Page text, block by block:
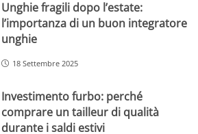
Unghie fragili dopo l’estate:
l’importanza di un buon integratore
unghie
18 Settembre 2025
Investimento furbo: perché
comprare un tailleur di qualità
durante i saldi estivi